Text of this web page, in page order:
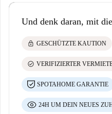
Und denk daran, mit
lock GESCHÜTZTE KAUTION
check_circle VERIFIZIERTER
SPOTAHOME GARANTIE
24H UM DEIN NEUES